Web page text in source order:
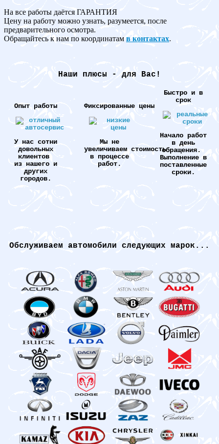
На все работы даётся ГАРАНТИЯ
Цену на работу можно узнать, разумеется, после
предварительного осмотра.
Обращайтесь к нам по координатам в контактах.
Наши плюсы - для Вас!
Опыт работы
У нас сотни
довольных
клиентов
из нашего и
других
городов.
Фиксированные цены
Мы не
увеличиваем стоимость
в процессе
работ.
Быстро и в
срок
Начало работ
в день
обращения.
Выполнение в
поставленные
сроки.
Обслуживаем автомобили следующих марок...